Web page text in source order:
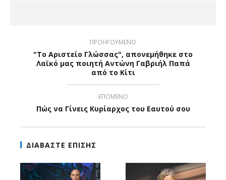
ΠΡΟΗΓΟΥΜΕΝΟ
"Το Αριστείο Γλώσσας", απονεμήθηκε στο
Λαϊκό μας ποιητή Αντώνη Γαβριήλ Παπά
από το Κίτι
ΕΠΟΜΕΝΟ
Πώς να Γίνεις Κυρίαρχος του Εαυτού σου
ΔΙΑΒΑΣΤΕ ΕΠΙΣΗΣ